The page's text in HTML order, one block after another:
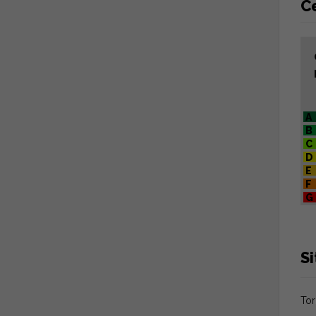
A
B
C
D
E
F
G